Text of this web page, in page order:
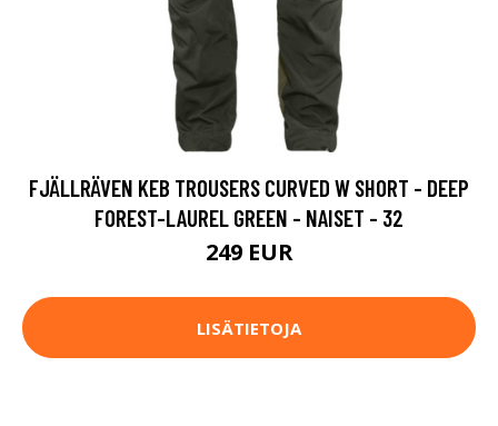
FJÄLLRÄVEN KEB TROUSERS CURVED W SHORT - DEEP
FOREST-LAUREL GREEN - NAISET - 32
249 EUR
LISÄTIETOJA